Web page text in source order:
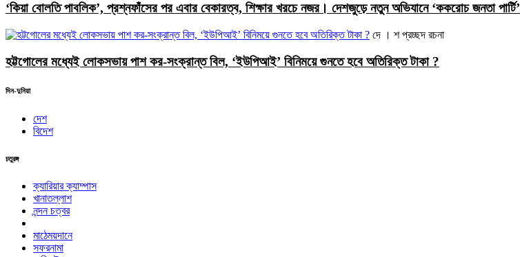
‘কিয়া বোলতি পাবলিক’, প্রশ্নফাঁসের পর এবার বেকারত্ব, শিক্ষার খরচে নজর। দেশজুড়ে নতুন অভিযানে ‘ককরোচ জনতা পার্টি’
দে । শ প্রচ্ছদ রচনা
হট্টগোলের মধ্যেই লোকসভায় পাশ কর-সংক্রান্ত বিল, ‘ইউপিআই’ বিনিময়ে গুনতে হবে অতিরিক্ত টাকা ?
দিন-দুনিয়া
দেশ
বিদেশ
চতুরঙ্গ
ক্যারিয়ার ক্যাম্পাস
খানাতল্লাশ
নন্দন চত্বর
মাঠেময়দানে
সফরনামা